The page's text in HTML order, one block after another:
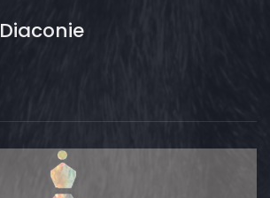
Diaconie